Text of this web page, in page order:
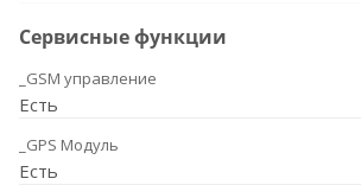
Сервисные функции
_GSM управление
Есть
_GPS Модуль
Есть